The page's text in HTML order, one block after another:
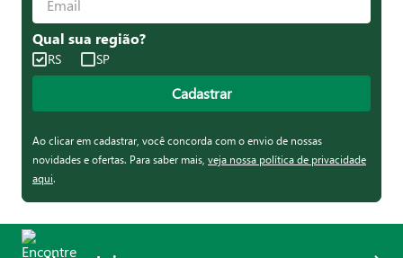
Qual sua região?
RS SP
Cadastrar
Ao clicar em cadastrar, você concorda com o envio de nossas
novidades e ofertas. Para saber mais, veja nossa política de privacidade
aqui.